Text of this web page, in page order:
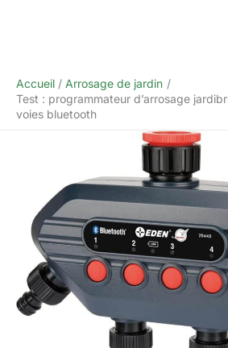
Accueil
Arrosage de jardin
Test : programmateur d’arrosage
voies bluetooth